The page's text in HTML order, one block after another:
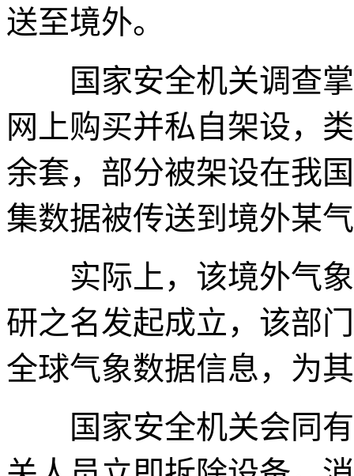
送至境外。
国家安全机关调查掌
网上购买并私自架设，
余套，部分被架设在我
集数据被传送到境外某
实际上，该境外气象
研之名发起成立，该部
全球气象数据信息，为
国家安全机关会同有